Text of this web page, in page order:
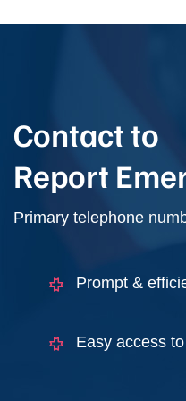
Contact to
Report
Primary telephone
Prompt &
Easy access